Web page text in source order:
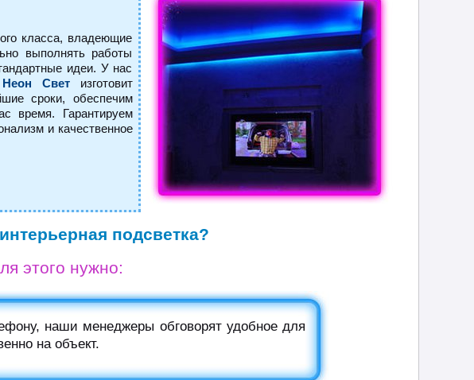
класса, владеющие
выполнять работы
идеи. У нас
Неон Светизготовит
сроки, обеспечим
время. Гарантируем
и качественное
подсветка?
этого нужно:
наши менеджеры обговорят удобное для
на объект.